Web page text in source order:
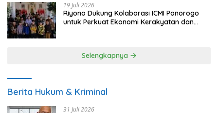
19 Juli 2026
Riyono Dukung Kolaborasi ICMI Ponorogo
untuk Perkuat Ekonomi Kerakyatan dan
Selengkapnya
Berita Hukum & Kriminal
31 Juli 2026